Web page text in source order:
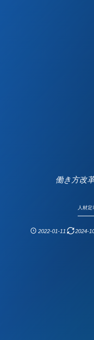
働き方改
人材定
2022-01-11 2024-